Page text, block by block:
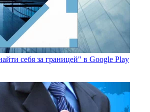
себя за границей" в Google Play